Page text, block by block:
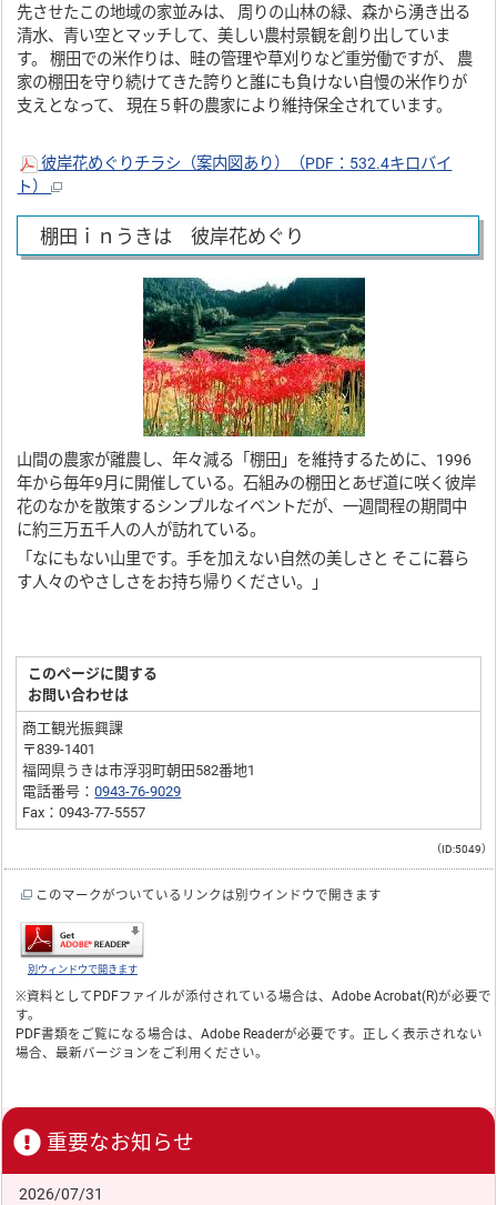
先させたこの地域の家並みは、 周りの山林の緑、森から湧き出る
清水、青い空とマッチして、美しい農村景観を創り出していま
す。 棚田での米作りは、畦の管理や草刈りなど重労働ですが、 農
家の棚田を守り続けてきた誇りと誰にも負けない自慢の米作りが
支えとなって、 現在５軒の農家により維持保全されています。
彼岸花めぐりチラシ（案内図あり）（PDF：532.4キロバイ
ト）
棚田ｉｎうきは 彼岸花めぐり
山間の農家が離農し、年々減る「棚田」を維持するために、1996
年から毎年9月に開催している。石組みの棚田とあぜ道に咲く彼岸
花のなかを散策するシンプルなイベントだが、一週間程の期間中
に約三万五千人の人が訪れている。
「なにもない山里です。手を加えない自然の美しさと そこに暮ら
す人々のやさしさをお持ち帰りください。」
このページに関する
お問い合わせは
商工観光振興課
〒839-1401
福岡県うきは市浮羽町朝田582番地1
電話番号：0943-76-9029
Fax：0943-77-5557
（ID:5049）
このマークがついているリンクは別ウインドウで開きます
別ウィンドウで開きます
※資料としてPDFファイルが添付されている場合は、Adobe Acrobat(R)が必要で
す。
PDF書類をご覧になる場合は、Adobe Readerが必要です。正しく表示されない
場合、最新バージョンをご利用ください。
重要なお知らせ
2026/07/31